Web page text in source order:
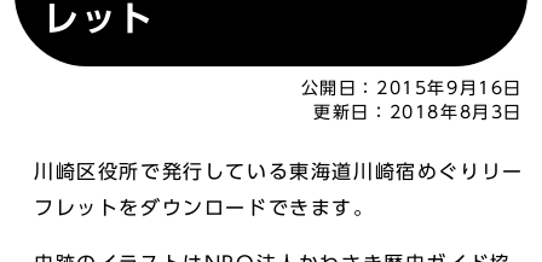
レット
公開日： 2015年9月16日
更新日：
2018年8月3日
川崎区役所で発行している東海道川崎宿めぐりリー
フレットをダウンロードできます。